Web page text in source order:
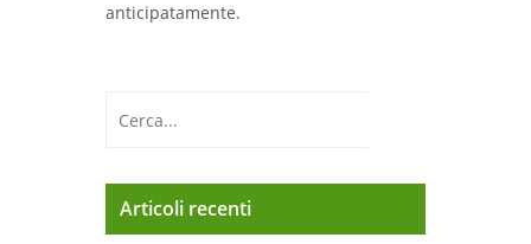
anticipatamente.
Articoli recenti